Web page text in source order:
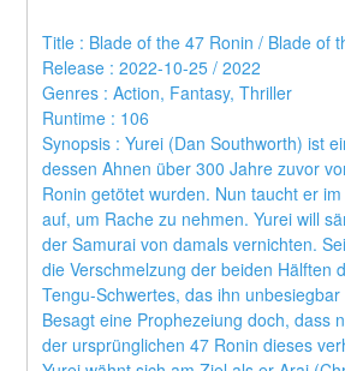
Title : Blade of the 47 Ronin / Blade of
Release : 2022-10-25 / 2022
Genres : Action, Fantasy, Thriller
Runtime : 106
Synopsis : Yurei (Dan Southworth) ist
dessen Ahnen über 300 Jahre zuvor
Ronin getötet wurden. Nun taucht er
auf, um Rache zu nehmen. Yurei will
der Samurai von damals vernichten.
die Verschmelzung der beiden Hälften
Tengu-Schwertes, das ihn
Besagt eine Prophezeiung doch, dass
der ursprünglichen 47 Ronin dieses